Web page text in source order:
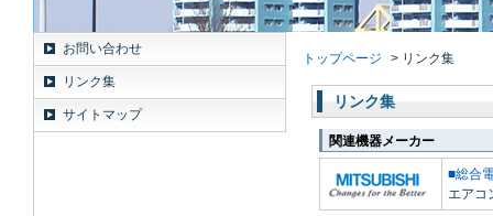
トップページ リンク集
リンク集
関連機器メーカー
■総合
エアコ
お問い合わせ
リンク集
サイトマップ